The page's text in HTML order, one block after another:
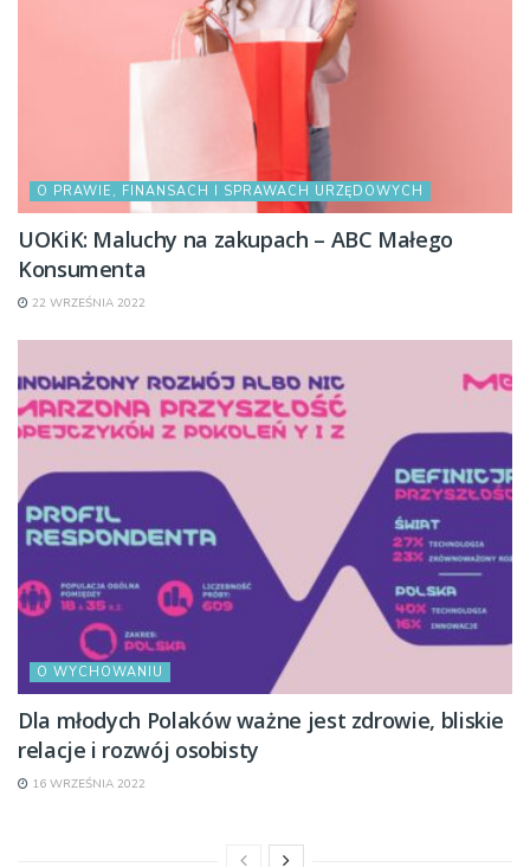
O PRAWIE, FINANSACH I SPRAWACH URZĘDOWYCH
UOKiK: Maluchy na zakupach – ABC Małego
Konsumenta
22 WRZEŚNIA 2022
O WYCHOWANIU
Dla młodych Polaków ważne jest zdrowie, bliskie
relacje i rozwój osobisty
16 WRZEŚNIA 2022